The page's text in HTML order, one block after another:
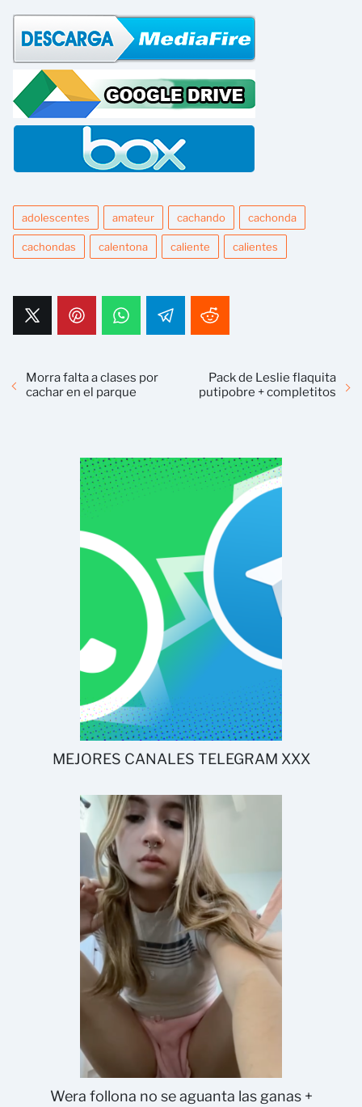
adolescentes amateur cachando cachonda
cachondas calentona caliente calientes
Morra falta a clases por
cachar en el parque
Pack de Leslie flaquita
putipobre + completitos
MEJORES CANALES TELEGRAM XXX
Wera follona no se aguanta las ganas +